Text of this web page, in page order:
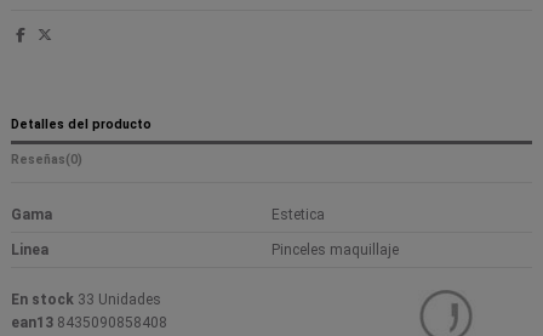
Detalles del producto
Reseñas(0)
Gama Estetica
Linea Pinceles maquillaje
En stock 33 Unidades
ean13 8435090858408